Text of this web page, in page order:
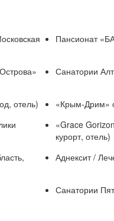
Пансионат
Санатории
отель)
«Крым-Дрим»
«Grace
курорт, отель)
Аднексит /
Санатории